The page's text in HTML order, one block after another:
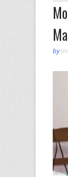
by